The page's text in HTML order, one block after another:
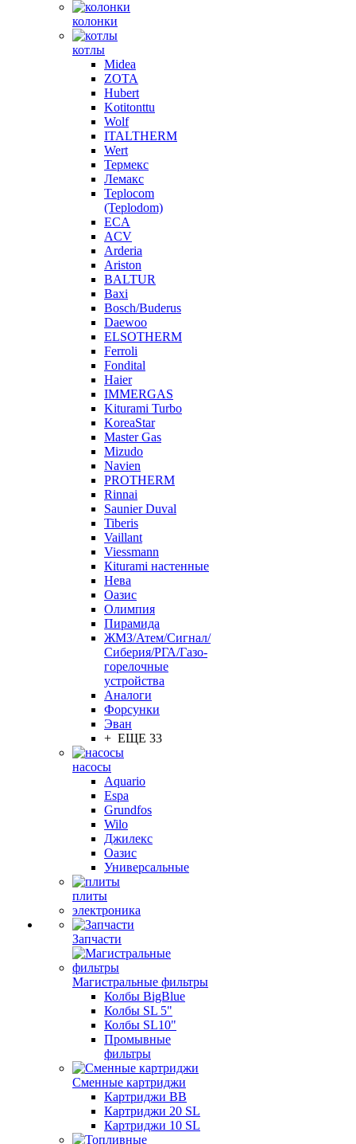
колонки
котлы
Midea
ZOTA
Hubert
Kotitonttu
Wolf
ITALTHERM
Wert
Термекс
Лемакс
Teplocom
(Teplodom)
ECA
ACV
Arderia
Ariston
BALTUR
Baxi
Bosch/Buderus
Daewoo
ELSOTHERM
Ferroli
Fondital
Haier
IMMERGAS
Kiturami Turbo
KoreaStar
Master Gas
Mizudo
Navien
PROTHERM
Rinnai
Saunier Duval
Tiberis
Vaillant
Viessmann
Кiturami настенные
Нева
Оазис
Олимпия
Пирамида
ЖМЗ/Атем/Сигнал/
Сиберия/РГА/Газо-
горелочные
устройства
Aналоги
Форсунки
Эван
+ ЕЩЕ 33
насосы
Aquario
Espa
Grundfos
Wilo
Джилекс
Оазис
Универсальные
плиты
электроника
Запчасти
Магистральные фильтры
Колбы BigBlue
Колбы SL 5"
Колбы SL10"
Промывные
фильтры
Сменные картриджи
Картриджи BB
Картриджи 20 SL
Картриджи 10 SL